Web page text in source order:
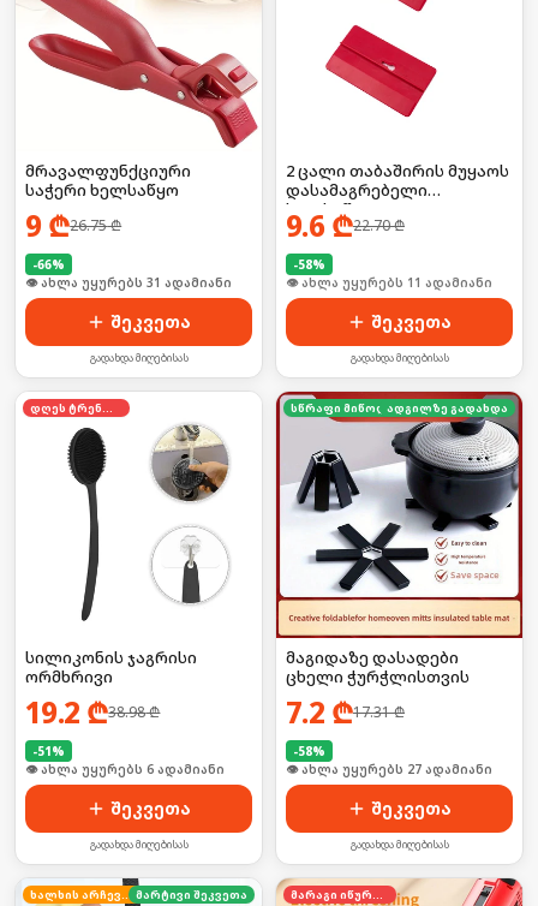
მრავალფუნქციური
საჭერი ხელსაწყო
9 ₾26.75₾
-66%
🛒 ბოლო 24სთ-ში იყიდა 41-მა
შეკვეთა
გადახდა მიღებისას
2 ცალი თაბაშირის მუყაოს
დასამაგრებელი
ხელსაწყო
9.6 ₾22.70₾
-58%
🛒 ბოლო 24სთ-ში იყიდა 19-მა
შეკვეთა
გადახდა მიღებისას
სილიკონის ჯაგრისი
ორმხრივი
19.2 ₾38.98₾
-51%
🛒 ბოლო 24სთ-ში იყიდა 6-მა
შეკვეთა
გადახდა მიღებისას
სწრაფი მიწოდება
ადგილზე გადახდა
მაგიდაზე დასადები
ცხელი ჭურჭლისთვის
7.2 ₾17.31₾
-58%
🛒 ბოლო 24სთ-ში იყიდა 36-მა
შეკვეთა
გადახდა მიღებისას
ხალხის არჩევანი მარტივი შეკვეთა